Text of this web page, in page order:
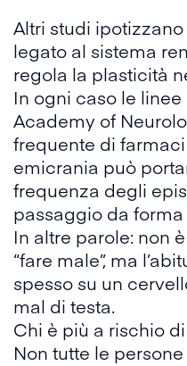
Altri studi
legato al sistema
regola la plasticità
In ogni caso le linee
Academy of
frequente di
emicrania può
frequenza degli
passaggio da
In altre parole: non
“fare male”, ma
spesso su un
mal di testa.
Chi è più a rischio
Non tutte le